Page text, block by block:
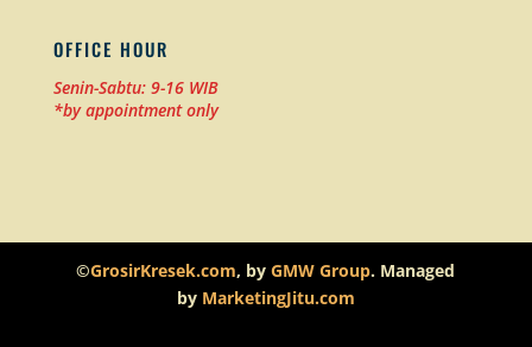
OFFICE HOUR
Senin-Sabtu: 9-16 WIB
*by appointment only
©GrosirKresek.com, byGMW Group. Managed
by MarketingJitu.com